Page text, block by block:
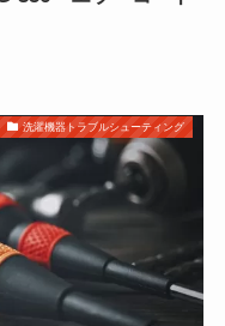
洗濯機器トラブルシューティング